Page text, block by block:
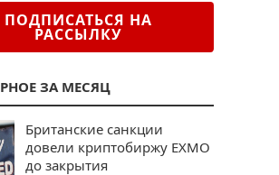
ПОДПИСАТЬСЯ НА
РАССЫЛКУ
ЗА МЕСЯЦ
Британские санкции
довели криптобиржу EXMO
до закрытия